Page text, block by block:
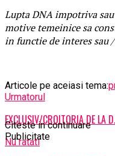
Lupta DNA impotriva
motive temeinice sa
in functie de interes sau
Articole pe aceiasi tema:
Urmatorul
EXCLUSIV/CROITORIA DE
Nu ratati
Citeste in continuare
Publicitate